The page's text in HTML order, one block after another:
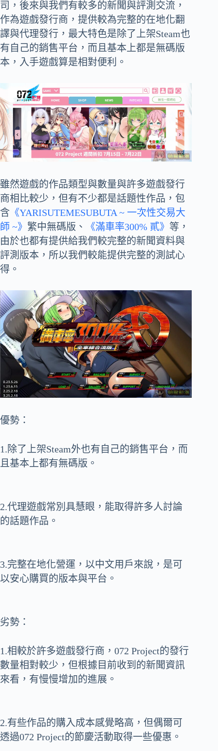
司，後來與我們有較多的新聞與評測交流，
作為遊戲發行商，提供較為完整的在地化翻
譯與代理發行，最大特色是除了上架Steam也
有自己的銷售平台，而且基本上都是無碼版
本，入手遊戲算是相對便利。
雖然遊戲的作品類型與數量與許多遊戲發行
商相比較少，但有不少都是話題性作品，包
含 《YARISUTEMESUBUTA ~ 一次性交易大
師 ~》 繁中無碼版、 《滿車率300% 貳》 等，
由於也都有提供給我們較完整的新聞資料與
評測版本，所以我們較能提供完整的測試心
得。
優勢：
1.除了上架Steam外也有自己的銷售平台，而
且基本上都有無碼版。
2.代理遊戲常別具慧眼，能取得許多人討論
的話題作品。
3.完整在地化營運，以中文用戶來說，是可
以安心購買的版本與平台。
劣勢：
1.相較於許多遊戲發行商，072 Project的發行
數量相對較少，但根據目前收到的新聞資訊
來看，有慢慢增加的進展。
2.有些作品的購入成本感覺略高，但偶爾可
透過072 Project的節慶活動取得一些優惠。